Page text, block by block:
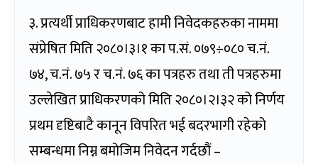
३. प्रत्यर्थी प्राधिकरणबाट हामी निवेदकहरुका नाममा
संप्रेषित मिति २०८०।३।१ का प.सं. ०७९÷०८० च.नं.
७४, च.नं. ७५ र च.नं. ७६ का पत्रहरु तथा ती पत्रहरुमा
उल्लेखित प्राधिकरणको मिति २०८०।२।३२ को निर्णय
प्रथम दृष्टिबाटै कानून विपरित भई बदरभागी रहेको
सम्बन्धमा निम्न बमोजिम निवेदन गर्दछौं –